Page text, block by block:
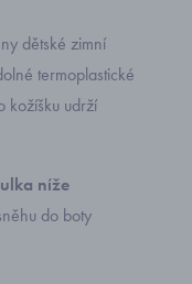
dětské zimní
termoplastické
kožíšku udrží
níže
do boty